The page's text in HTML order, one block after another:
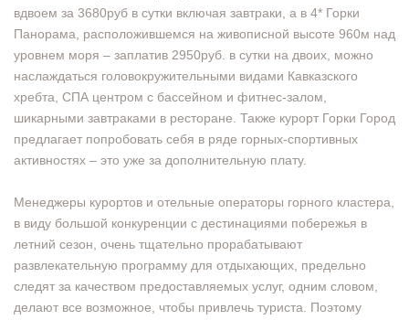
вдвоем за 3680руб в сутки включая завтраки, а в 4* Горки
Панорама, расположившемся на живописной высоте 960м над
уровнем моря – заплатив 2950руб. в сутки на двоих, можно
наслаждаться головокружительными видами Кавказского
хребта, СПА центром с бассейном и фитнес-залом,
шикарными завтраками в ресторане. Также курорт Горки Город
предлагает попробовать себя в ряде горных-спортивных
активностях – это уже за дополнительную плату.
Менеджеры курортов и отельные операторы горного кластера,
в виду большой конкуренции с дестинациями побережья в
летний сезон, очень тщательно прорабатывают
развлекательную программу для отдыхающих, предельно
следят за качеством предоставляемых услуг, одним словом,
делают все возможное, чтобы привлечь туриста. Поэтому